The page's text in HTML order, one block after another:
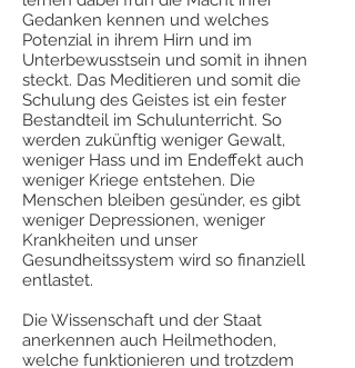
Gedanken kennen und welches
Potenzial in ihrem Hirn und im
Unterbewusstsein und somit in ihnen
steckt. Das Meditieren und somit die
Schulung des Geistes ist ein fester
Bestandteil im Schulunterricht. So
werden zukünftig weniger Gewalt,
weniger Hass und im Endeffekt auch
weniger Kriege entstehen. Die
Menschen bleiben gesünder, es gibt
weniger Depressionen, weniger
Krankheiten und unser
Gesundheitssystem wird so finanziell
entlastet.
Die Wissenschaft und der Staat
anerkennen auch Heilmethoden,
welche funktionieren und trotzdem